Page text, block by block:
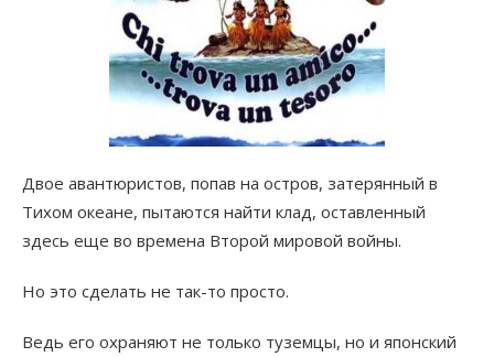
Двое авантюристов, попав на остров, затерянный в
Тихом океане, пытаются найти клад, оставленный
здесь еще во времена Второй мировой войны.
Но это сделать не так-то просто.
Ведь его охраняют не только туземцы, но и японский